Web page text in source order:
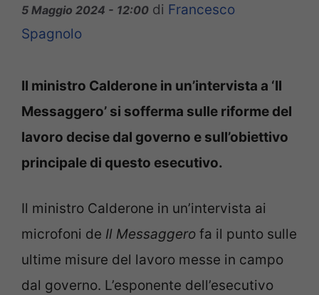
5 Maggio 2024 - 12:00 di Francesco
Spagnolo
Il ministro Calderone in un’intervista a ‘Il
Messaggero’ si sofferma sulle riforme del
lavoro decise dal governo e sull’obiettivo
principale di questo esecutivo.
Il ministro Calderone in un’intervista ai
microfoni de Il Messaggero fa il punto sulle
ultime misure del lavoro messe in campo
dal governo. L’esponente dell’esecutivo